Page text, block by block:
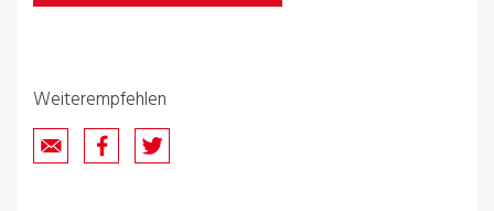
Weiterempfehlen